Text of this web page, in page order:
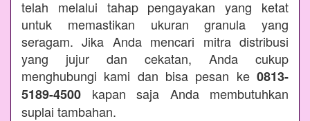
telah melalui tahap pengayakan yang ketat
untuk memastikan ukuran granula yang
seragam. Jika Anda mencari mitra distribusi
yang jujur dan cekatan, Anda cukup
menghubungi kami dan bisa pesan ke 0813-
5189-4500 kapan saja Anda membutuhkan
suplai tambahan.